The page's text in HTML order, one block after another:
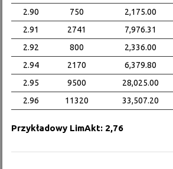
2.90
750 2,175.00
2.91
2741 7,976.31
2.92
800 2,336.00
2.94
2170 6,379.80
2.95
9500 28,025.00
2.96
11320 33,507.20
Przykładowy LimAkt: 2,76